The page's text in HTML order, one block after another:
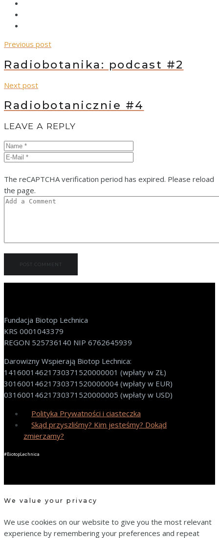
Previous post
Radiobotanika: podcast #2
Next post
Radiobotanicznie #4
LEAVE A REPLY
The reCAPTCHA verification period has expired. Please reload
the page.
Fundacja Biotop Lechnica
KRS 0001043379
REGON 525736140 NIP 6762645939
Darowizny Wspierają Biotop Lechnica:
14160014621730371520000001 (wpłaty w ZŁ)
30160014621730371520000004 (wpłaty w EUR)
03160014621730371520000005 (wpłaty w USD)
Polityka Prywatności i ciasteczka
Skąd przyszliśmy? Kim jesteśmy? Dokąd
zmierzamy?
#BiotopLechnica
We value your privacy
We use cookies on our website to give you the most relevant
experience by remembering your preferences and repeat